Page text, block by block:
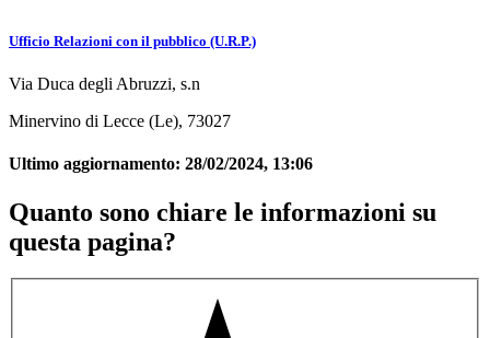
Ufficio Relazioni con il pubblico (U.R.P.)
Via Duca degli Abruzzi, s.n
Minervino di Lecce (Le), 73027
Ultimo aggiornamento: 28/02/2024, 13:06
Quanto sono chiare le informazioni su
questa pagina?